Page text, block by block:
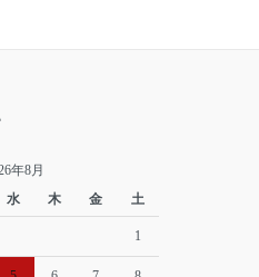
年8月
水 木 金 土
1